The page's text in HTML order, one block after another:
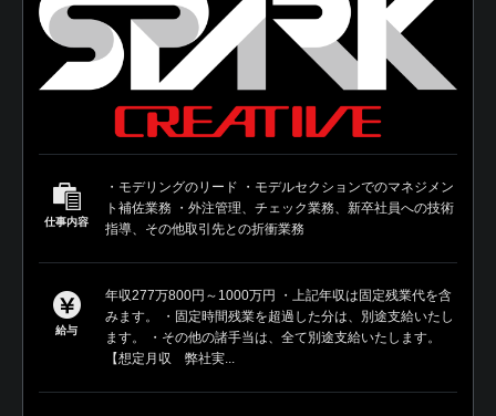
仕事内容
・モデリングのリード ・モデルセクションでのマネジメン
ト補佐業務 ・外注管理、チェック業務、新卒社員への技術
指導、その他取引先との折衝業務
給与
年収277万800円～1000万円 ・上記年収は固定残業代を含
みます。 ・固定時間残業を超過した分は、別途支給いたし
ます。 ・その他の諸手当は、全て別途支給いたします。
【想定月収 弊社実...